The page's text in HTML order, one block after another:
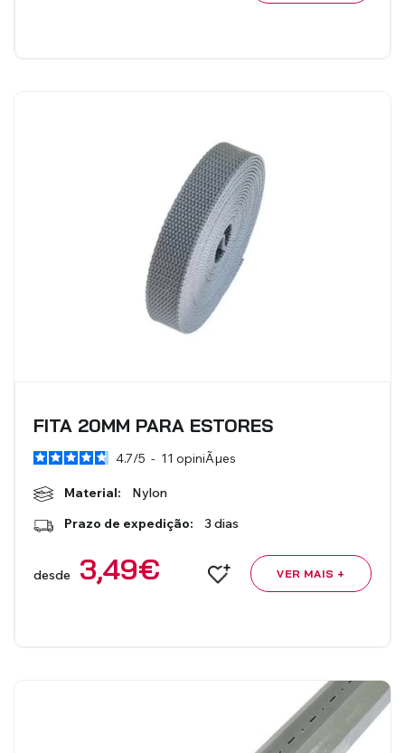
FITA 20MM PARA ESTORES
4.7/5 - 11 opiniÃµes
Material:
Nylon
Prazo de expedição:
3 dias
desde 3,49€ VER MAIS +